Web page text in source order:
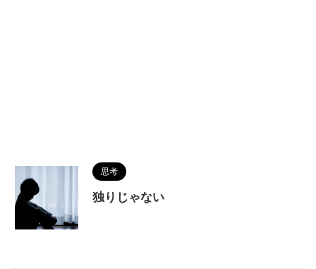
思考
独りじゃない